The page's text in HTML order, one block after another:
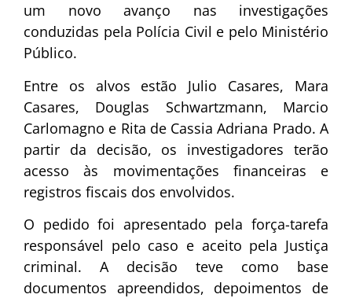
um novo avanço nas investigações
conduzidas pela Polícia Civil e pelo Ministério
Público.
Entre os alvos estão Julio Casares, Mara
Casares, Douglas Schwartzmann, Marcio
Carlomagno e Rita de Cassia Adriana Prado. A
partir da decisão, os investigadores terão
acesso às movimentações financeiras e
registros fiscais dos envolvidos.
O pedido foi apresentado pela força-tarefa
responsável pelo caso e aceito pela Justiça
criminal. A decisão teve como base
documentos apreendidos, depoimentos de